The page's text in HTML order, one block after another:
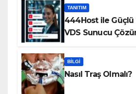
TANITIM
444Host ile
VDS Sunucu
BILGI
Nasıl Traş Olmalı?